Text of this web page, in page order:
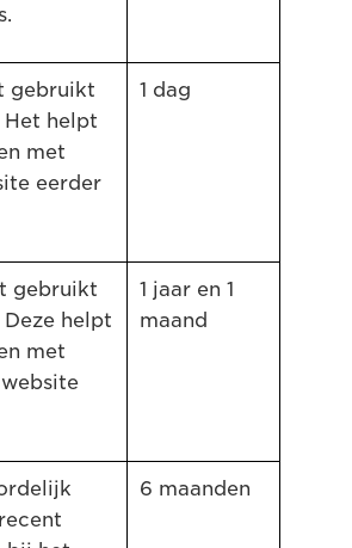
gebruikt
helpt
met
eerder
1 dag
gebruikt
helpt
met
1 jaar en 1
maand
6 maanden